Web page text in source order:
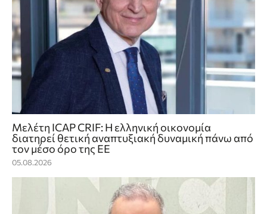
Μελέτη ICAP CRIF: Η ελληνική οικονομία
διατηρεί θετική αναπτυξιακή δυναμική πάνω από
τον μέσο όρο της ΕΕ
05.08.2026